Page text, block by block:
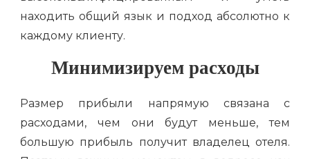
находить общий язык и подход абсолютно к
каждому клиенту.
Минимизируем расходы
Размер прибыли напрямую связана с
расходами, чем они будут меньше, тем
большую прибыль получит владелец отеля.